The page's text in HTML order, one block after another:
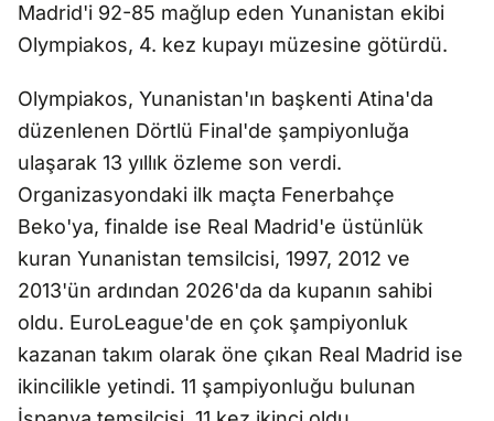
Madrid'i 92-85 mağlup eden Yunanistan ekibi
Olympiakos, 4. kez kupayı müzesine götürdü.
Olympiakos, Yunanistan'ın başkenti Atina'da
düzenlenen Dörtlü Final'de şampiyonluğa
ulaşarak 13 yıllık özleme son verdi.
Organizasyondaki ilk maçta Fenerbahçe
Beko'ya, finalde ise Real Madrid'e üstünlük
kuran Yunanistan temsilcisi, 1997, 2012 ve
2013'ün ardından 2026'da da kupanın sahibi
oldu. EuroLeague'de en çok şampiyonluk
kazanan takım olarak öne çıkan Real Madrid ise
ikincilikle yetindi. 11 şampiyonluğu bulunan